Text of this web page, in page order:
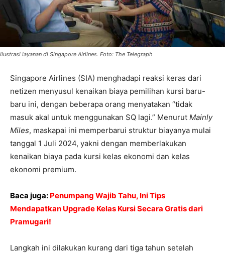
Ilustrasi layanan di Singapore Airlines. Foto: The Telegraph
Singapore Airlines (SIA) menghadapi reaksi keras dari
netizen menyusul kenaikan biaya pemilihan kursi baru-
baru ini, dengan beberapa orang menyatakan “tidak
masuk akal untuk menggunakan SQ lagi.” Menurut Mainly
Miles, maskapai ini memperbarui struktur biayanya mulai
tanggal 1 Juli 2024, yakni dengan memberlakukan
kenaikan biaya pada kursi kelas ekonomi dan kelas
ekonomi premium.
Baca juga: Penumpang Wajib Tahu, Ini Tips
Mendapatkan Upgrade Kelas Kursi Secara Gratis dari
Pramugari!
Langkah ini dilakukan kurang dari tiga tahun setelah